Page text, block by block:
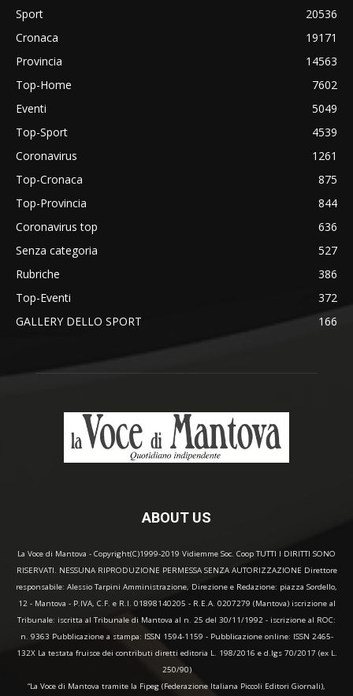
Sport
20536
Cronaca
19171
Provincia
14563
Top-Home
7602
Eventi
5049
Top-Sport
4539
Coronavirus
1261
Top-Cronaca
875
Top-Provincia
844
Coronavirus top
636
Senza categoria
527
Rubriche
386
Top-Eventi
372
GALLERY DELLO SPORT
166
ABOUT US
La Voce di Mantova - Copyright(C)1999-2019 Vidiemme Soc. Coop TUTTI I DIRITTI SONO
RISERVATI. NESSUNA RIPRODUZIONE PERMESSA SENZA AUTORIZZAZIONE Direttore
responsabile: Alessio Tarpini Amministrazione, Direzione e Redazione: piazza Sordello,
12 - Mantova - P.IVA, C.F. e R.I. 01898140205 - R.E.A. 0207279 (Mantova) iscrizione al
Tribunale: iscritta al Tribunale di Mantova al n. 25 del 30/11/1992 - iscrizione al ROC:
n. 9363 Pubblicazione a stampa: ISSN 1594-1159 - Pubblicazione online: ISSN 2465-
132X La testata fruisce dei contributi diretti editoria L. 198/2016 e d.lgs 70/2017 (ex L.
250/90)
“La Voce di Mantova tramite la Fipeg (Federazione Italiana Piccoli Editori Giornali),